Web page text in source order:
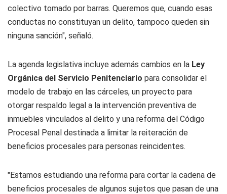
colectivo tomado por barras. Queremos que, cuando esas
conductas no constituyan un delito, tampoco queden sin
ninguna sanción", señaló.
La agenda legislativa incluye además cambios en la Ley
Orgánica del Servicio Penitenciario para consolidar el
modelo de trabajo en las cárceles, un proyecto para
otorgar respaldo legal a la intervención preventiva de
inmuebles vinculados al delito y una reforma del Código
Procesal Penal destinada a limitar la reiteración de
beneficios procesales para personas reincidentes.
"Estamos estudiando una reforma para cortar la cadena de
beneficios procesales de algunos sujetos que pasan de una